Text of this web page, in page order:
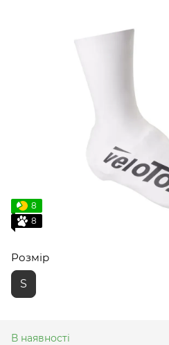
8
8
Розмір
S
В наявності